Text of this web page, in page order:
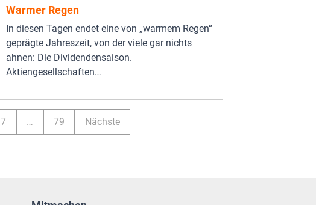
Warmer Regen
In diesen Tagen endet eine von „warmem Regen“
geprägte Jahreszeit, von der viele gar nichts
ahnen: Die Dividendensaison.
Aktiengesellschaften…
7 … 79 Nächste